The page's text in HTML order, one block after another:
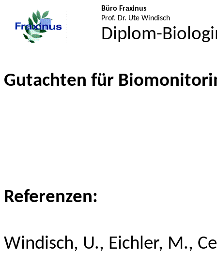
Büro Fraxinus
Prof. Dr. Ute Windisch
Diplom-
Gutachten für
Referenzen:
Windisch, U., Eichler, M.,